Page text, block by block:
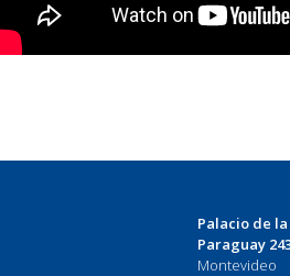
Palacio de la
Paraguay
Montevideo